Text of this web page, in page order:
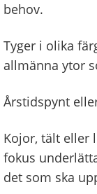
behov.
Tyger i olika
allmänna ytor
Årstidspynt
Kojor, tält eller
fokus
det som ska